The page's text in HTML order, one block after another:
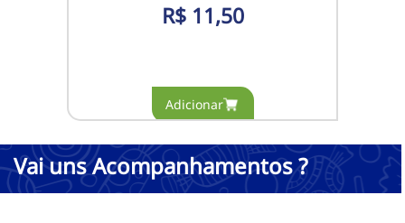
R$ 11,50
Vai uns Acompanhamentos ?